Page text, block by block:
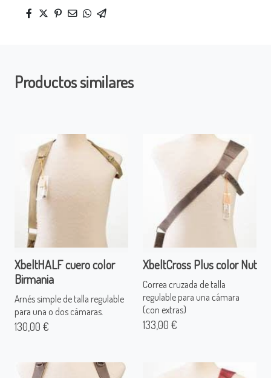
Productos similares
XbeltHALF cuero color
Birmania
Arnés simple de talla regulable
para una o dos cámaras.
130,00 €
XbeltCross Plus color Nut
Correa cruzada de talla
regulable para una cámara
(con extras)
133,00 €